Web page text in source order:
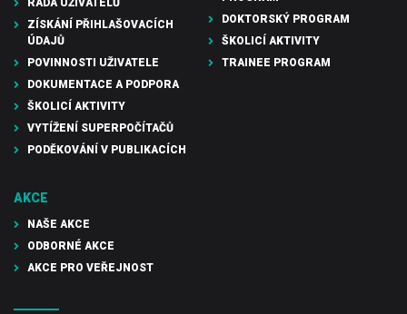
ZÍSKÁNÍ PŘIHLAŠOVACÍCH
ÚDAJŮ
POVINNOSTI UŽIVATELE
DOKUMENTACE A PODPORA
ŠKOLICÍ AKTIVITY
VYTÍŽENÍ SUPERPOČÍTAČŮ
PODĚKOVÁNÍ V PUBLIKACÍCH
DOKTORSKÝ PROGRAM
ŠKOLICÍ AKTIVITY
TRAINEE PROGRAM
AKCE
NAŠE AKCE
ODBORNÉ AKCE
AKCE PRO VEŘEJNOST